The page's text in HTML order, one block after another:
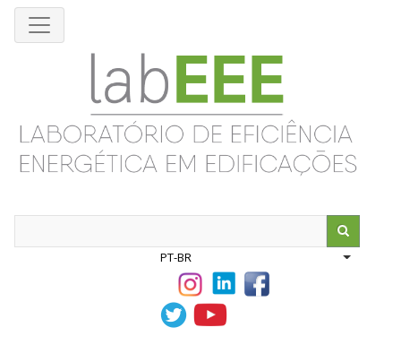
Pular
PT-BR
List